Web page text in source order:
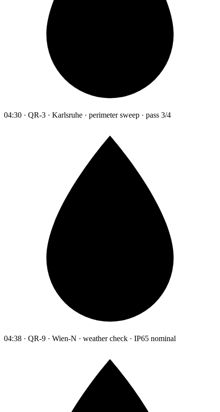
04:30 · QR-3 · Karlsruhe · perimeter sweep · pass 3/4
04:38 · QR-9 · Wien-N · weather check · IP65 nominal